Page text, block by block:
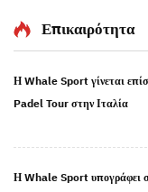
Επικαιρότητα
Η Whale Sport γίνεται
Padel Tour στην Ιταλία
Η Whale Sport υπογράφει